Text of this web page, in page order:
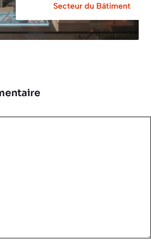
Secteur du Bâtiment